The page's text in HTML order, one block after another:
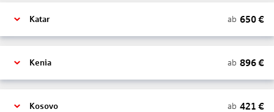
Katar ab 650€
Kenia ab 896€
Kosovo ab 421 €